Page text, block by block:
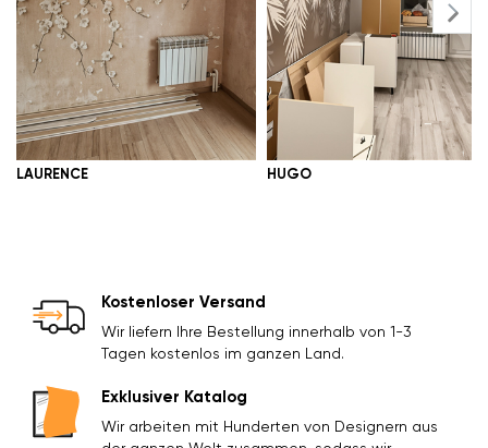
zur Verfügung.
LAURENCE HUGO
Kostenloser Versand
Wir liefern Ihre Bestellung innerhalb von 1-3
Tagen kostenlos im ganzen Land.
Exklusiver Katalog
Wir arbeiten mit Hunderten von Designern aus